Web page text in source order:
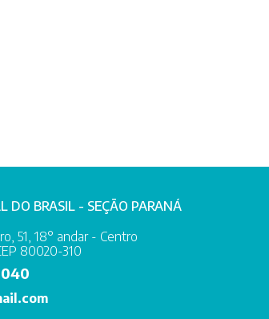
DO BRASIL - SEÇÃO PARANÁ
51, 18° andar - Centro
80020-310